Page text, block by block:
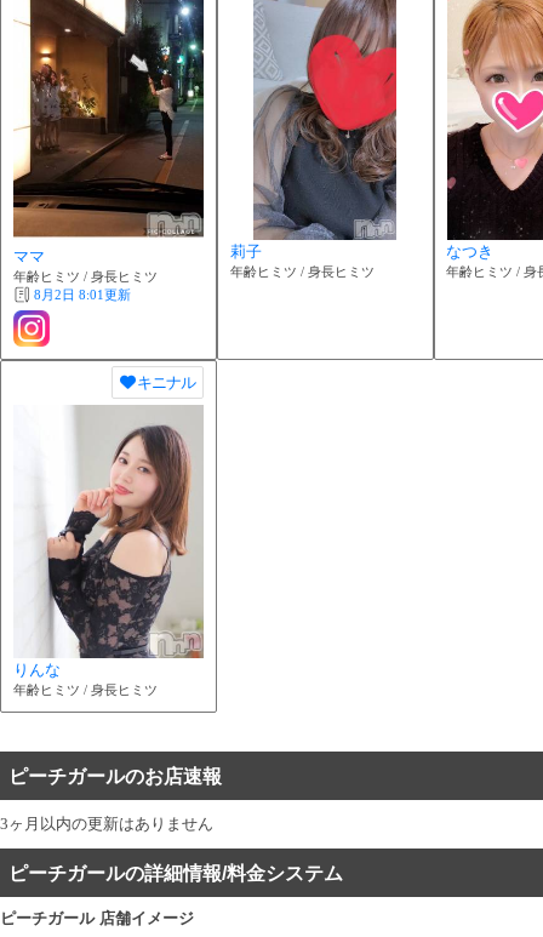
ママ
年齢ヒミツ / 身長ヒミツ
8月2日 8:01更新
莉子
年齢ヒミツ / 身長ヒミツ
なつき
年齢ヒミツ / 身
キニナル
りんな
年齢ヒミツ / 身長ヒミツ
ピーチガールのお店速報
3ヶ月以内の更新はありません
ピーチガールの詳細情報/料金システム
ピーチガール 店舗イメージ